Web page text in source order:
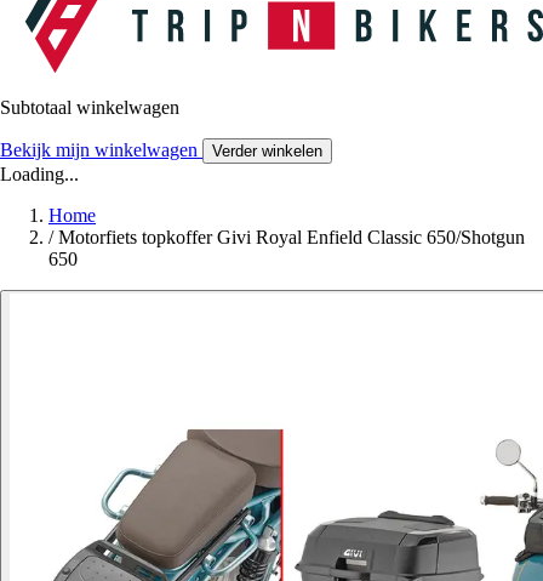
Subtotaal winkelwagen
Bekijk mijn winkelwagen Verder winkelen
Loading...
Home
/ Motorfiets topkoffer Givi Royal Enfield Classic 650/Shotgun
650